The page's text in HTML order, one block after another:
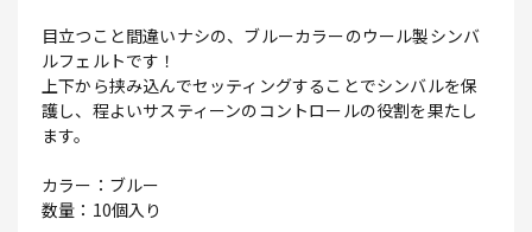
目立つこと間違いナシの、ブルーカラーのウール製シンバ
ルフェルトです！
上下から挟み込んでセッティングすることでシンバルを保
護し、程よいサスティーンのコントロールの役割を果たし
ます。
カラー：ブルー
数量：10個入り